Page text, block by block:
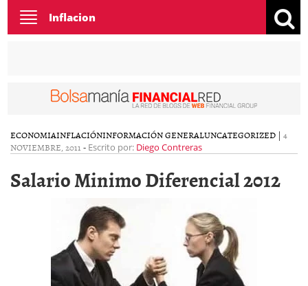
Toggle
navigation
Inflacion
ECONOMIAINFLACIÓNINFORMACIÓN GENERALUNCATEGORIZED | 4
NOVIEMBRE, 2011 - Escrito por: Diego Contreras
Salario Minimo Diferencial 2012